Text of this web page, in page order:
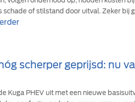
schade of stilstand door uitval. Zeker bij
scherper geprijsd: nu
Kuga PHEV uit met een nieuwe